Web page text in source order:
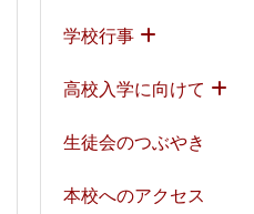
学校行事
高校入学に向けて
生徒会のつぶやき
本校へのアクセス